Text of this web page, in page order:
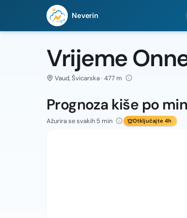
Neverin
Vrijeme
Vaud, Švicarska · 477 m
Prognoza kiše po
Ažurira se svakih 5 min Otključajte 4h